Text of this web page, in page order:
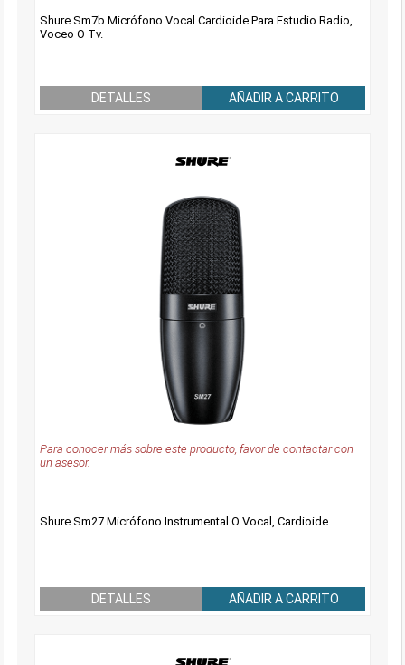
Shure Sm7b Micrófono Vocal Cardioide Para Estudio Radio,
Voceo O Tv.
DETALLES AÑADIR A CARRITO
Para conocer más sobre este producto, favor de contactar con
un asesor.
Shure Sm27 Micrófono Instrumental O Vocal, Cardioide
DETALLES AÑADIR A CARRITO